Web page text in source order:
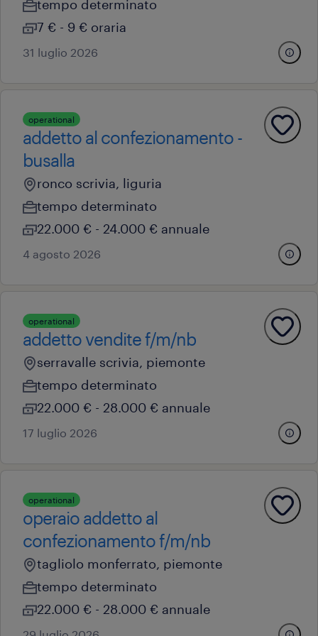
tempo determinato
7 € - 9 € oraria
31 luglio 2026
operational
addetto al confezionamento -
busalla
ronco scrivia, liguria
tempo determinato
22.000 € - 24.000 € annuale
4 agosto 2026
operational
addetto vendite f/m/nb
serravalle scrivia, piemonte
tempo determinato
22.000 € - 28.000 € annuale
17 luglio 2026
operational
operaio addetto al
confezionamento f/m/nb
tagliolo monferrato, piemonte
tempo determinato
22.000 € - 28.000 € annuale